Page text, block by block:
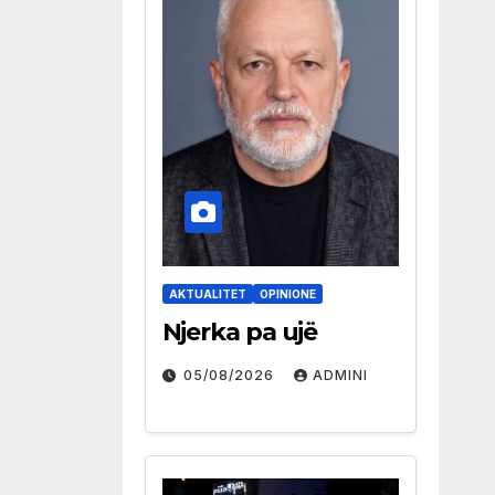
AKTUALITET OPINIONE
Njerka pa ujë
05/08/2026 ADMINI